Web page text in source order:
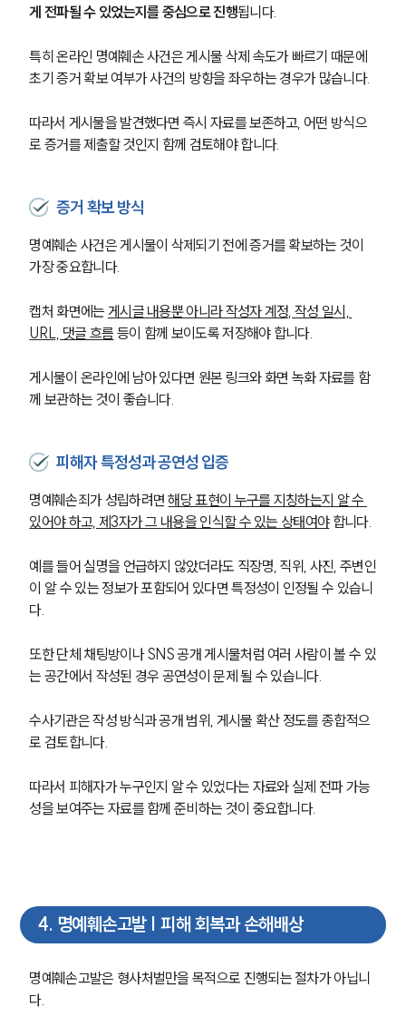
게 전파될 수 있었는지를 중심으로 진행됩니다.
특히 온라인 명예훼손 사건은 게시물 삭제 속도가 빠르기 때문에
초기 증거 확보 여부가 사건의 방향을 좌우하는 경우가 많습니다.
따라서 게시물을 발견했다면 즉시 자료를 보존하고, 어떤 방식으
로 증거를 제출할 것인지 함께 검토해야 합니다.
증거 확보 방식
명예훼손 사건은 게시물이 삭제되기 전에 증거를 확보하는 것이
가장 중요합니다.
캡처 화면에는 게시글 내용뿐 아니라 작성자 계정, 작성 일시,
URL, 댓글 흐름 등이 함께 보이도록 저장해야 합니다.
게시물이 온라인에 남아 있다면 원본 링크와 화면 녹화 자료를 함
께 보관하는 것이 좋습니다.
피해자 특정성과 공연성 입증
명예훼손죄가 성립하려면 해당 표현이 누구를 지칭하는지 알 수
있어야 하고, 제3자가 그 내용을 인식할 수 있는 상태여야 합니다.
예를 들어 실명을 언급하지 않았더라도 직장명, 직위, 사진, 주변인
이 알 수 있는 정보가 포함되어 있다면 특정성이 인정될 수 있습니
다.
또한 단체 채팅방이나 SNS 공개 게시물처럼 여러 사람이 볼 수 있
는 공간에서 작성된 경우 공연성이 문제 될 수 있습니다.
수사기관은 작성 방식과 공개 범위, 게시물 확산 정도를 종합적으
로 검토합니다.
따라서 피해자가 누구인지 알 수 있었다는 자료와 실제 전파 가능
성을 보여주는 자료를 함께 준비하는 것이 중요합니다.
4. 명예훼손고발 | 피해 회복과 손해배상
명예훼손고발은 형사처벌만을 목적으로 진행되는 절차가 아닙니
다.